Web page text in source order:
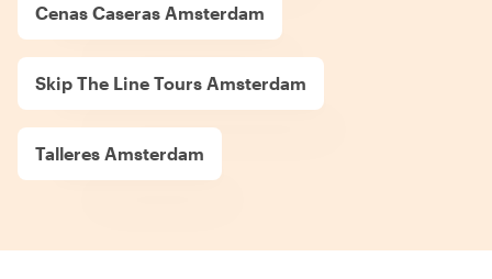
Cenas Caseras Amsterdam
Skip The Line Tours Amsterdam
Talleres Amsterdam